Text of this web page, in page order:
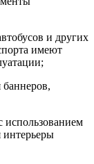
и других
имеют
баннеров,
использованием
интерьеры